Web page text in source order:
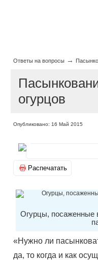
Ответы на вопросы →
огурцов
Опубликовано: 16 Май 2015
Распечатать
Огурцы, посаженные
«Нужно ли
да, то когда и как